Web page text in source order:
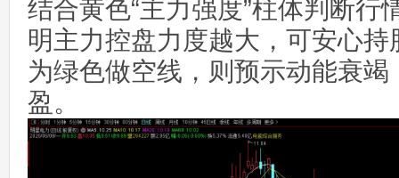
结合黄色“主力强度”柱体判断行
明主力控盘力度越大，可安心
为绿色做空线，则预示动能衰
盈。